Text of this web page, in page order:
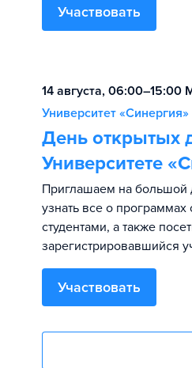
Участвовать
14 августа, 06:00–15:00
Университет «Синергия»
День открытых
Университете
Приглашаем на большой
узнать все о
студентами, а также
зарегистрировавшийся
Участвовать